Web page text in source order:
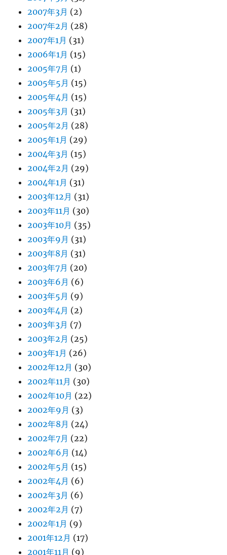
2007年3月 (2)
2007年2月 (28)
2007年1月 (31)
2006年1月 (15)
2005年7月 (1)
2005年5月 (15)
2005年4月 (15)
2005年3月 (31)
2005年2月 (28)
2005年1月 (29)
2004年3月 (15)
2004年2月 (29)
2004年1月 (31)
2003年12月 (31)
2003年11月 (30)
2003年10月 (35)
2003年9月 (31)
2003年8月 (31)
2003年7月 (20)
2003年6月 (6)
2003年5月 (9)
2003年4月 (2)
2003年3月 (7)
2003年2月 (25)
2003年1月 (26)
2002年12月 (30)
2002年11月 (30)
2002年10月 (22)
2002年9月 (3)
2002年8月 (24)
2002年7月 (22)
2002年6月 (14)
2002年5月 (15)
2002年4月 (6)
2002年3月 (6)
2002年2月 (7)
2002年1月 (9)
2001年12月 (17)
2001年11月 (9)